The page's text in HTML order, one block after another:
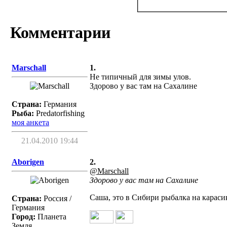
Комментарии
Marschall
Страна: Германия
Рыба: Predatorfishing
моя анкета
21.04.2010 19:44
1.
Не типичный для зимы улов.
Здорово у вас там на Сахалине
Aborigen
Страна: Россия /
Германия
Город: Планета
2.
@Marschall
Здорово у вас там на Сахалине
Саша, это в Сибири рыбалка на